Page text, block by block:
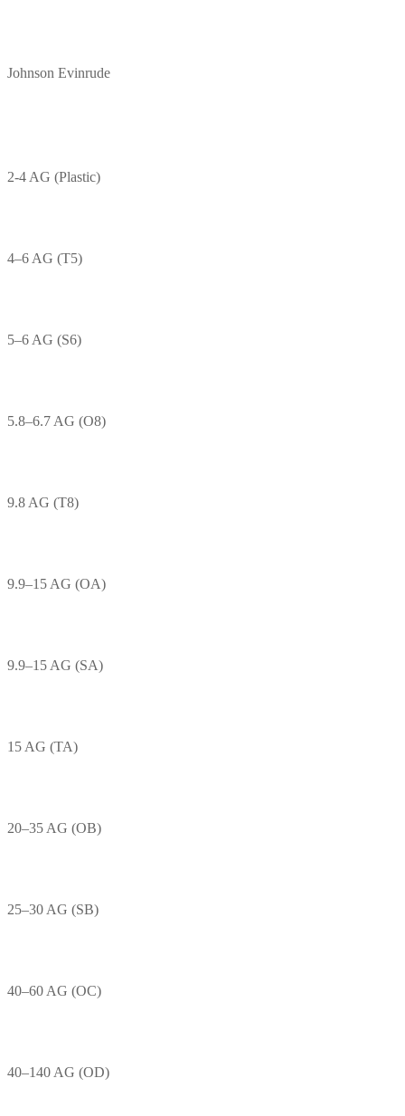
Johnson Evinrude
2-4 AG (Plastic)
4–6 AG (T5)
5–6 AG (S6)
5.8–6.7 AG (O8)
9.8 AG (T8)
9.9–15 AG (OA)
9.9–15 AG (SA)
15 AG (TA)
20–35 AG (OB)
25–30 AG (SB)
40–60 AG (OC)
40–140 AG (OD)